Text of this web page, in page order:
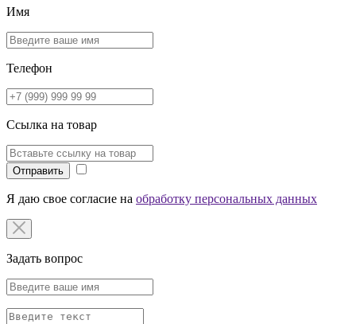
Имя
Телефон
Ссылка на товар
Отправить
Я даю свое согласие на обработку персональных данных
Задать вопрос